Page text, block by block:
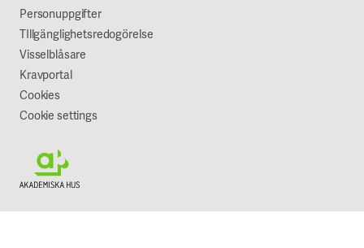
Vår syn på hållbarhet
Personuppgifter
TIllgänglighetsredogörelse
Visselblåsare
Kravportal
Cookies
Cookie settings